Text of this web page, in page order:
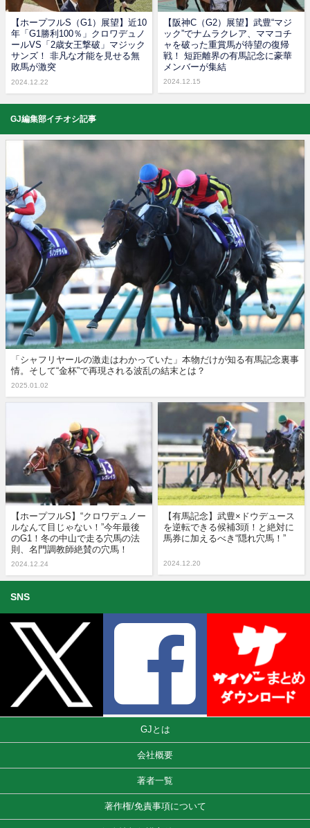
【ホープフルS（G1）展望】近10
年「G1勝利100％」クロワデュノ
ールVS「2歳女王撃破」マジック
サンズ！ 非凡な才能を見せる無
敗馬が激突
2024.12.22
【阪神C（G2）展望】武豊“マジ
ック”でナムラクレア、ママコチ
ャを破った重賞馬が待望の復帰
戦！ 短距離界の有馬記念に豪華
メンバーが集結
2024.12.15
GJ編集部イチオシ記事
「シャフリヤールの激走はわかっていた」本物だけが知る有馬記念裏事
情。そして“金杯”で再現される波乱の結末とは？
2025.01.02
【ホープフルS】“クロワデュノー
ルなんて目じゃない！”今年最後
のG1！冬の中山で走る穴馬の法
則、名門調教師絶賛の穴馬！
2024.12.24
【有馬記念】武豊×ドウデュース
を逆転できる候補3頭！と絶対に
馬券に加えるべき“隠れ穴馬！”
2024.12.20
SNS
GJとは
会社概要
著者一覧
著作権/免責事項について